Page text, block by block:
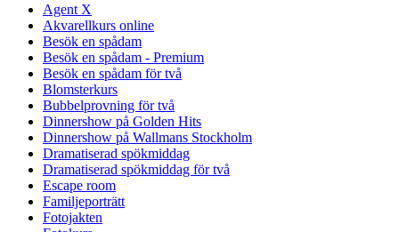
Agent X
Akvarellkurs online
Besök en spådam
Besök en spådam - Premium
Besök en spådam för två
Blomsterkurs
Bubbelprovning för två
Dinnershow på Golden Hits
Dinnershow på Wallmans Stockholm
Dramatiserad spökmiddag
Dramatiserad spökmiddag för två
Escape room
Familjeporträtt
Fotojakten